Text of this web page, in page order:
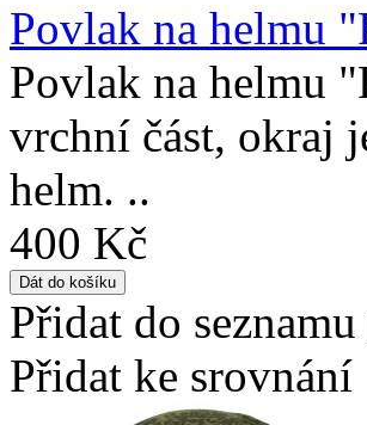
Povlak na helmu
Povlak na helmu
vrchní část, okraj
helm. ..
400 Kč
Přidat do
Přidat ke srovnání